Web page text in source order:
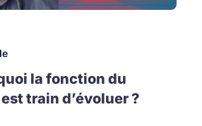
la fonction du
train d’évoluer ?